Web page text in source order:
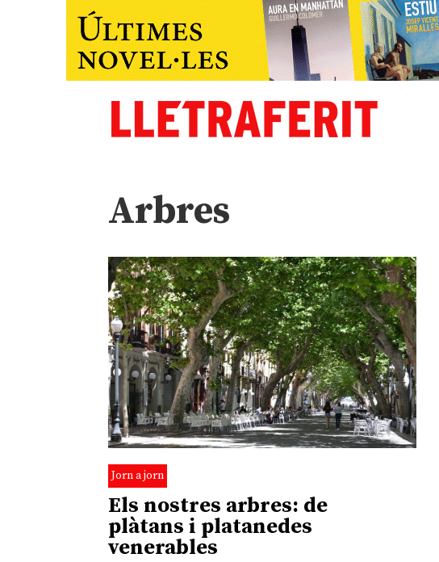
Arbres
Jorn a jorn
Els nostres arbres: de
plàtans i platanedes
venerables